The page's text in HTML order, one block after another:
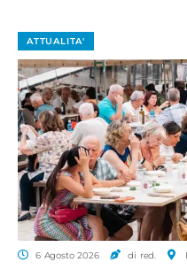
ATTUALITA'
6 Agosto 2026 di red.